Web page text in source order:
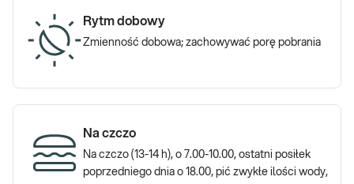
*Na pobranie należy zgłosić się w godzinach porannych.
*Do punktu pobrań zgłoś się na czczo.
materiał do badania należy pobierać najwcześniej po 8 godz. od
ostatniego zażycia biotyny.
Rytm dobowy
Zmienność dobowa; zachowywać porę pobrania
Na czczo
Na czczo (13-14 h), o 7.00-10.00, ostatni posiłek
poprzedniego dnia o 18.00, pić zwykłe ilości wody,